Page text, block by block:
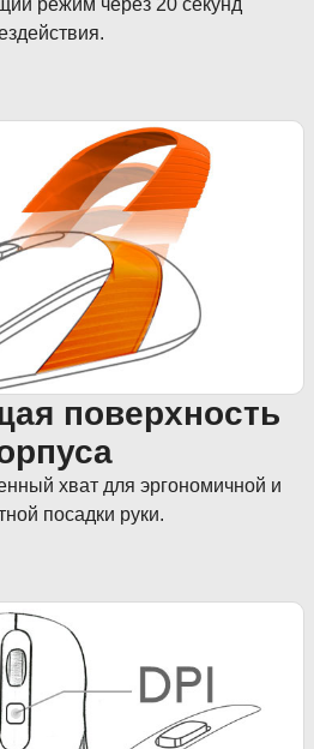
поверхность
хват для эргономичной и
посадки руки.